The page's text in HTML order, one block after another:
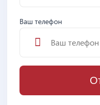
Ваш телефон